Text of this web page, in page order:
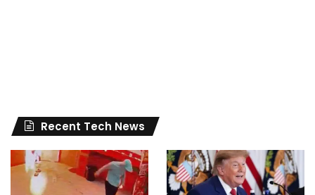
Recent Tech News